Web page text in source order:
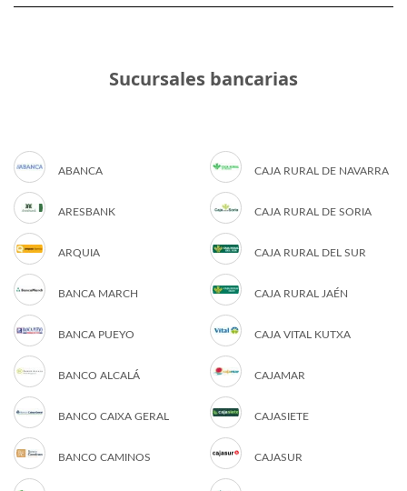
Sucursales bancarias
ABANCA
ARESBANK
ARQUIA
BANCA MARCH
BANCA PUEYO
BANCO ALCALÁ
BANCO CAIXA GERAL
BANCO CAMINOS
CAJA RURAL DE NAVARRA
CAJA RURAL DE SORIA
CAJA RURAL DEL SUR
CAJA RURAL JAÉN
CAJA VITAL KUTXA
CAJAMAR
CAJASIETE
CAJASUR